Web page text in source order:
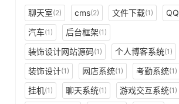
聊天室(2) cms(2) 文件下载(1) QQ
汽车(1) 后台框架(1)
装饰设计网站源码(1) 个人博客系统(1)
装饰设计(1) 网店系统(1) 考勤系统(1)
挂机(1) 聊天系统(1) 游戏交互系统(1)